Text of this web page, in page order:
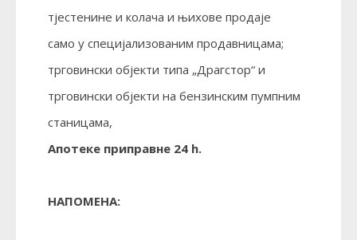
тјестенине и колача и њихове продаје
само у специјализованим продавницама;
трговински објекти типа „Драгстор“ и
трговински објекти на бензинским пумпним
станицама,
Апотеке приправне 24 h.
НАПОМЕНА: